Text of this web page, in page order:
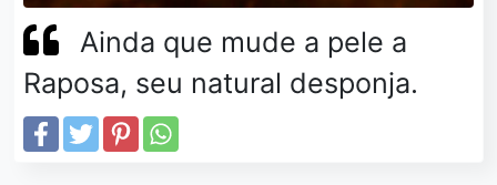
Ainda que mude a pele a
Raposa, seu natural desponja.